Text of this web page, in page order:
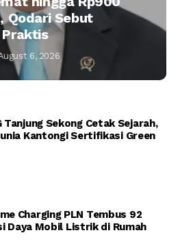
Qodari Sebut
Praktis
6, 2026
Tanjung Sekong Cetak Sejarah,
Kantongi Sertifikasi Green
Charging PLN Tembus 92
Daya Mobil Listrik di Rumah